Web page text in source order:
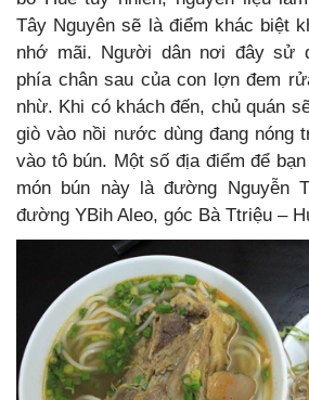
Tây Nguyên sẽ là điểm khác biệt
nhớ mãi. Người dân nơi đây sử
phía chân sau của con lợn đem
nhừ. Khi có khách đến, chủ quán
giò vào nồi nước dùng đang nóng
vào tô bún. Một số địa điểm để
món bún này là đường Nguyễn
đường YBih Aleo, góc Bà Ttriệu –